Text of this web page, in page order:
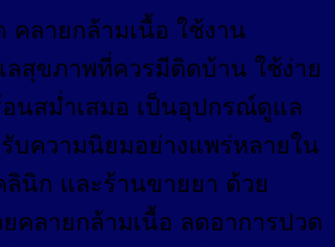
คลายกล้ามเนื้อ ใช้งาน
สุขภาพที่ควรมีติดบ้าน ใช้ง่าย
นสม่ำเสมอ เป็นอุปกรณ์ดูแล
บความนิยมอย่างแพร่หลายใน
นิก และร้านขายยา ด้วย
คลายกล้ามเนื้อ ลดอาการปวด